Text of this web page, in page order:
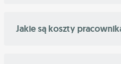
Jakie są koszty